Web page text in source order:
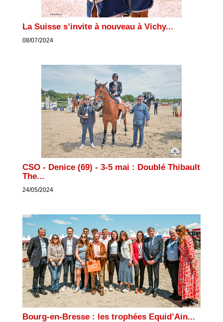
La Suisse s’invite à nouveau à Vichy...
08/07/2024
CSO - Denice (69) - 3-5 mai : Doublé Thibault
The...
24/05/2024
Bourg-en-Bresse : les trophées Equid’Ain...